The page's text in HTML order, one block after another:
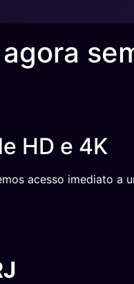
HD e 4K
acesso imediato a